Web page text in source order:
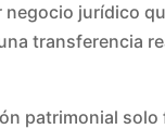
jurídico
transferencia
patrimonial